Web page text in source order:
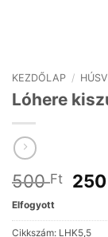
KEZDŐLAP /
Lóhere
500Ft
500
250
Elfogyott
Cikkszám: LHK5,5